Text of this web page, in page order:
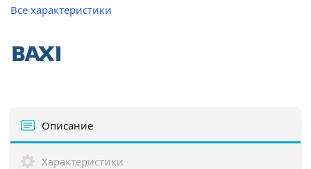
Все характеристики
Описание
Характеристики